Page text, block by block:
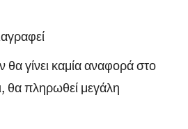
θα γίνει καμία αναφορά στο
θα πληρωθεί μεγάλη